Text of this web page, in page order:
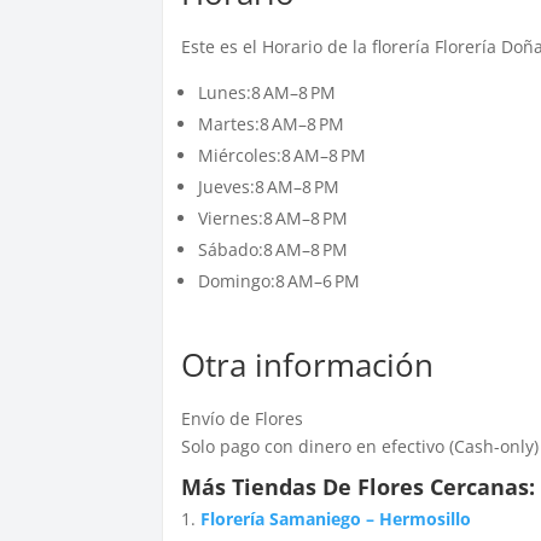
Este es el Horario de la florería Florería
Lunes:8 AM–8 PM
Martes:8 AM–8 PM
Miércoles:8 AM–8 PM
Jueves:8 AM–8 PM
Viernes:8 AM–8 PM
Sábado:8 AM–8 PM
Domingo:8 AM–6 PM
Otra información
Envío de Flores
Solo pago con dinero en efectivo (Cash-only)
Más Tiendas De Flores Cercanas:
Florería Samaniego – Hermosillo